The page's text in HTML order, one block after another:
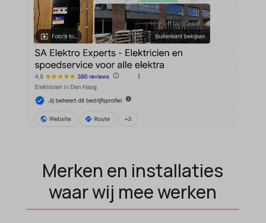
Merken en installaties
waar wij mee werken